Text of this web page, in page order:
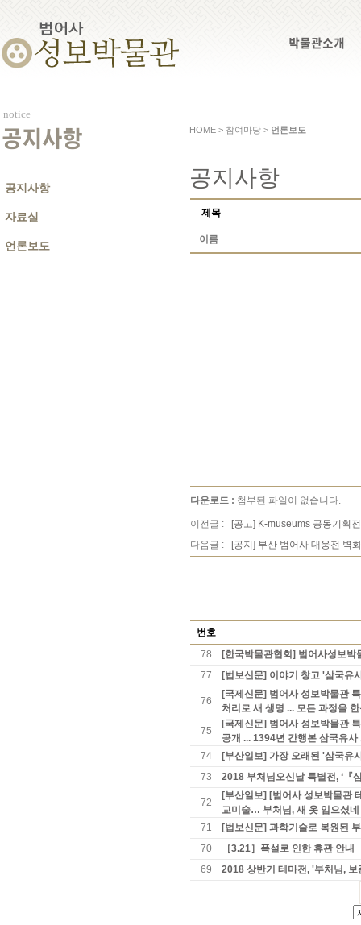
박물관소개
notice
공지사항
공지사항
자료실
언론보도
HOME > 참여마당 > 언론보도
공지사항
제목
이름
다운로드 : 첨부된 파일이 없습니다.
이전글 :
[공고] K-museums 공동기획
다음글 :
[공지] 부산 범어사 대웅전 벽
번호
78
[한국박물관협회] 범어사성보
77
[법보신문] 이야기 창고 '삼국유
76
[국제신문] 범어사 성보박물관
처리로 새 생명 ... 모든 과정을
75
[국제신문] 범어사 성보박물관
공개 ... 1394년 간행본 삼국유사
74
[부산일보] 가장 오래된 '삼국유
73
2018 부처님오신날 특별전, ‘『
72
[부산일보] [범어사 성보박물관
교미술… 부처님, 새 옷 입으셨네
71
[법보신문] 과학기술로 복원된
70
［3.21］폭설로 인한 휴관 안내
69
2018 상반기 테마전, '부처님,